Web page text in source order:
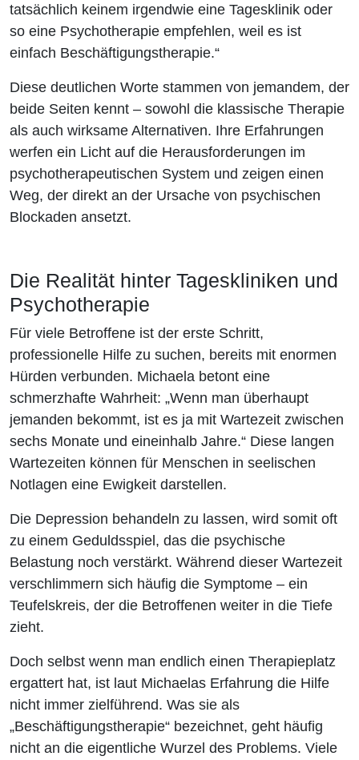
tatsächlich keinem irgendwie eine Tagesklinik oder
so eine Psychotherapie empfehlen, weil es ist
einfach Beschäftigungstherapie.“
Diese deutlichen Worte stammen von jemandem, der
beide Seiten kennt – sowohl die klassische Therapie
als auch wirksame Alternativen. Ihre Erfahrungen
werfen ein Licht auf die Herausforderungen im
psychotherapeutischen System und zeigen einen
Weg, der direkt an der Ursache von psychischen
Blockaden ansetzt.
Die Realität hinter Tageskliniken und
Psychotherapie
Für viele Betroffene ist der erste Schritt,
professionelle Hilfe zu suchen, bereits mit enormen
Hürden verbunden. Michaela betont eine
schmerzhafte Wahrheit: „Wenn man überhaupt
jemanden bekommt, ist es ja mit Wartezeit zwischen
sechs Monate und eineinhalb Jahre.“ Diese langen
Wartezeiten können für Menschen in seelischen
Notlagen eine Ewigkeit darstellen.
Die Depression behandeln zu lassen, wird somit oft
zu einem Geduldsspiel, das die psychische
Belastung noch verstärkt. Während dieser Wartezeit
verschlimmern sich häufig die Symptome – ein
Teufelskreis, der die Betroffenen weiter in die Tiefe
zieht.
Doch selbst wenn man endlich einen Therapieplatz
ergattert hat, ist laut Michaelas Erfahrung die Hilfe
nicht immer zielführend. Was sie als
„Beschäftigungstherapie“ bezeichnet, geht häufig
nicht an die eigentliche Wurzel des Problems. Viele